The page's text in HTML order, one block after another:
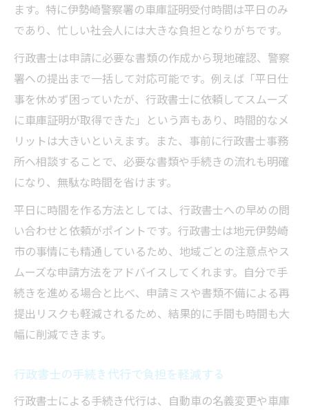
ます。特に伊勢崎警察署の車庫証明受付時間は平日のみ
であり、忙しい社会人には大きな負担となりがちです。
行政書士は申請に必要な書類の作成から現地確認、警察
署への提出まで一括して対応可能です。例えば「平日仕
事を休めず困っていたが、行政書士に依頼してスムーズ
に車庫証明が取得できた」という声もあり、時間的なメ
リットは大きいといえます。また、事前に行政書士事務
所へ相談することで、必要な書類や手続きの流れも明確
になり、無駄な時間を省けます。
平日に時間を作る方法としては、行政書士への早めの問
い合わせと依頼がポイントです。行政書士は地元伊勢崎
市の事情にも精通しているため、地域ごとの注意点やス
ムーズな申請方法をアドバイスしてくれます。自分で手
続きを進める場合と比べ、申請ミスや書類不備による再
提出リスクも軽減されるため、結果的に手間も時間も大
幅に削減できます。
行政書士の手続き代行で負担を軽減する
行政書士による手続き代行は、自動車の名義変更や車庫